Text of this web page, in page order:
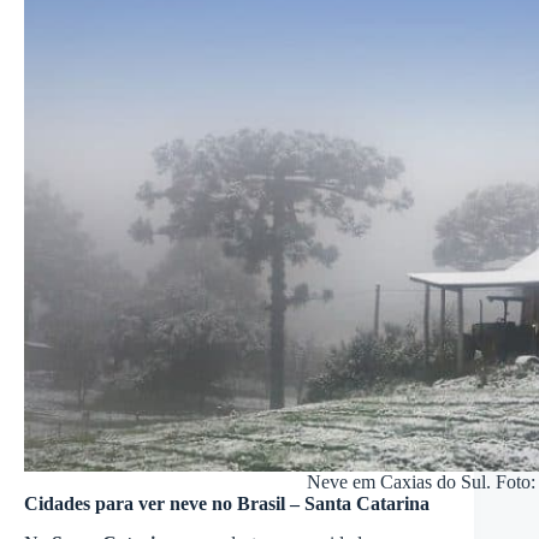
Neve em Caxias do Sul. Foto:
Cidades para ver neve no Brasil – Santa Catarina